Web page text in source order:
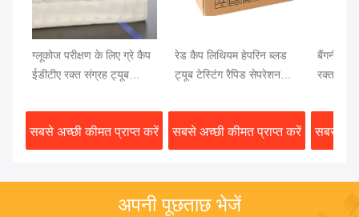
ग्लूकोज परीक्षण के लिए ग्रे कैप
ईडीटीए रक्त संग्रह ट्यूब
सबसे अच्छी कीमत प्राप्त करें
रेड कैप लिथियम हेपरिन ब्लड
ट्यूब टेस्टिंग रैपिड सेपरेशन
सबसे अच्छी कीमत प्राप्त करें
बैंगनी कैप
रक्त
सबसे
अपनी पूछताछ भेजें